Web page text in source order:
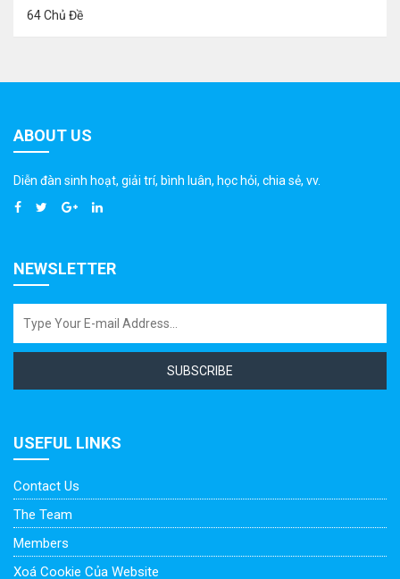
64 Chủ Đề
ABOUT US
Diễn đàn sinh hoạt, giải trí, bình luân, học hỏi, chia sẻ, vv.
NEWSLETTER
SUBSCRIBE
USEFUL LINKS
Contact Us
The Team
Members
Xoá Cookie Của Website